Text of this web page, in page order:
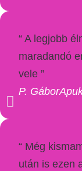
“ A legjobb
maradandó
vele ”
P. Gábor
“ Még
után is ezen